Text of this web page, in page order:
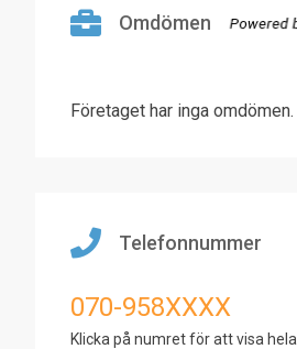
Omdömen
Företaget har inga omdömen.
Telefonnummer
070-958XXXX
Klicka på numret för att visa hela